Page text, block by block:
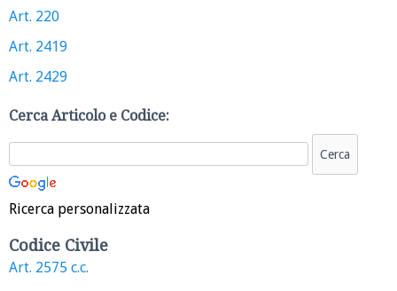
Art. 220
Art. 2419
Art. 2429
Cerca Articolo e Codice:
Ricerca personalizzata
Codice Civile
Art. 2575 c.c.